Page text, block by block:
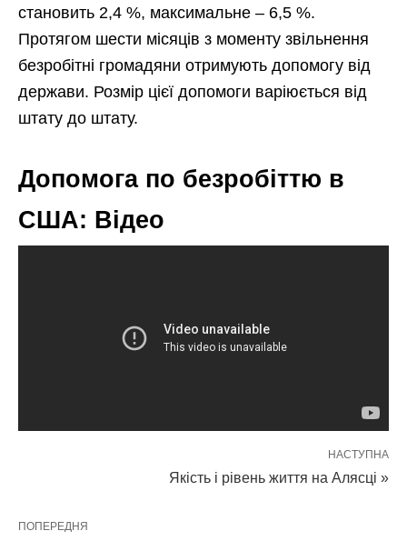
становить 2,4 %, максимальне – 6,5 %.
Протягом шести місяців з моменту звільнення
безробітні громадяни отримують допомогу від
держави. Розмір цієї допомоги варіюється від
штату до штату.
Допомога по безробіттю в
США: Відео
НАСТУПНА
Якість і рівень життя на Алясці »
ПОПЕРЕДНЯ